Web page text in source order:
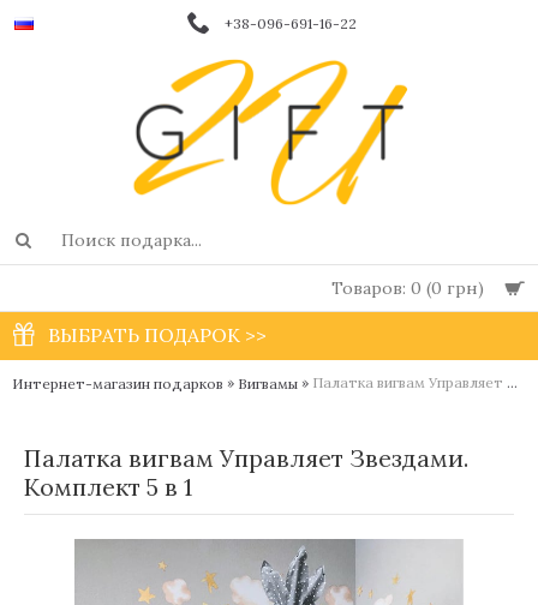
+38-096-691-16-22
Товаров: 0 (0 грн)
ВЫБРАТЬ ПОДАРОК >>
Интернет-магазин подарков » Вигвамы » Палатка вигвам Управляет Звездами. Комплект 5 в 1
Палатка вигвам Управляет Звездами.
Комплект 5 в 1